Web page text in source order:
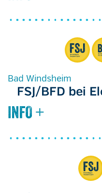
Bad Windsheim
FSJ/BFD bei